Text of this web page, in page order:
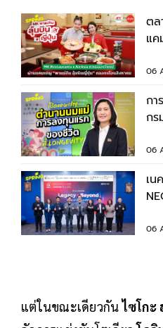
ต
แ
06
กา
ก
เติ
06
เน
06
แต่ในขณะเดียวกันไซโกะ